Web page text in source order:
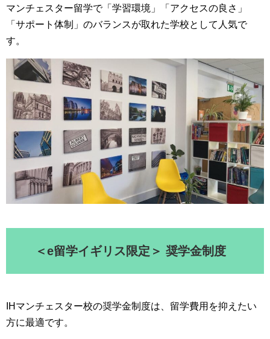
マンチェスター留学で「学習環境」「アクセスの良さ」
「サポート体制」のバランスが取れた学校として人気で
す。
＜e留学イギリス限定＞ 奨学金制度
IHマンチェスター校の奨学金制度は、留学費用を抑えたい
方に最適です。